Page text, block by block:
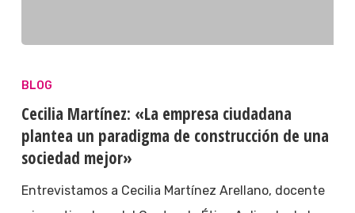
BLOG
Cecilia Martínez: «La empresa ciudadana
plantea un paradigma de construcción de una
sociedad mejor»
Entrevistamos a Cecilia Martínez Arellano, docente